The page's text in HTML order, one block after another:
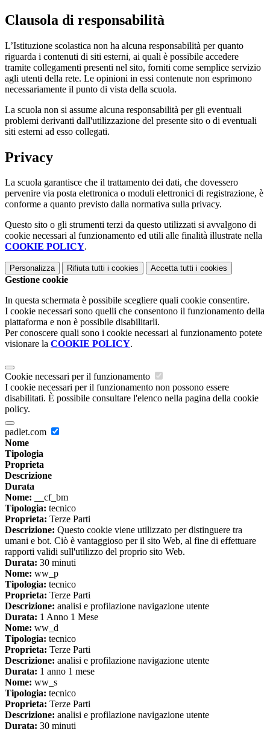
Clausola di responsabilità
L’Istituzione scolastica non ha alcuna responsabilità per quanto
riguarda i contenuti di siti esterni, ai quali è possibile accedere
tramite collegamenti presenti nel sito, forniti come semplice servizio
agli utenti della rete. Le opinioni in essi contenute non esprimono
necessariamente il punto di vista della scuola.
La scuola non si assume alcuna responsabilità per gli eventuali
problemi derivanti dall'utilizzazione del presente sito o di eventuali
siti esterni ad esso collegati.
Privacy
La scuola garantisce che il trattamento dei dati, che dovessero
pervenire via posta elettronica o moduli elettronici di registrazione, è
conforme a quanto previsto dalla normativa sulla privacy.
Questo sito o gli strumenti terzi da questo utilizzati si avvalgono di
cookie necessari al funzionamento ed utili alle finalità illustrate nella
COOKIE POLICY.
Personalizza Rifiuta tutti i cookies Accetta tutti i cookies
Gestione cookie
In questa schermata è possibile scegliere quali cookie consentire.
I cookie necessari sono quelli che consentono il funzionamento della
piattaforma e non è possibile disabilitarli.
Per conoscere quali sono i cookie necessari al funzionamento potete
visionare la COOKIE POLICY.
Cookie necessari per il funzionamento
I cookie necessari per il funzionamento non possono essere
disabilitati. È possibile consultare l'elenco nella pagina della cookie
policy.
padlet.com
Nome
Tipologia
Proprieta
Descrizione
Durata
Nome: __cf_bm
Tipologia: tecnico
Proprieta: Terze Parti
Descrizione: Questo cookie viene utilizzato per distinguere tra
umani e bot. Ciò è vantaggioso per il sito Web, al fine di effettuare
rapporti validi sull'utilizzo del proprio sito Web.
Durata: 30 minuti
Nome: ww_p
Tipologia: tecnico
Proprieta: Terze Parti
Descrizione: analisi e profilazione navigazione utente
Durata: 1 Anno 1 Mese
Nome: ww_d
Tipologia: tecnico
Proprieta: Terze Parti
Descrizione: analisi e profilazione navigazione utente
Durata: 1 anno 1 mese
Nome: ww_s
Tipologia: tecnico
Proprieta: Terze Parti
Descrizione: analisi e profilazione navigazione utente
Durata: 30 minuti